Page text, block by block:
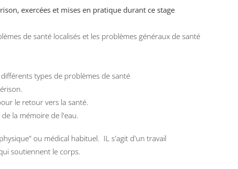
exercées et mises en pratique durant cestage
de santé localisés et les problèmes généraux de santé
types de problèmes de santé
le retour vers la santé.
la mémoire de l'eau.
ou médical habituel. IL s'agit d'un travail
soutiennent le corps.